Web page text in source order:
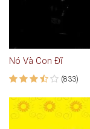
Nó Và Con Đĩ
(833)